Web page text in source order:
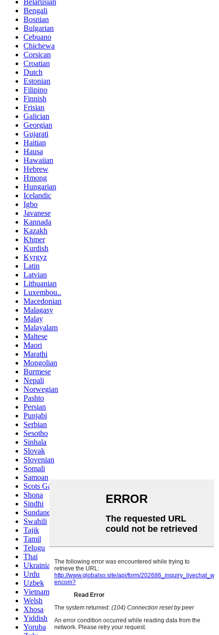
Belarusian
Bengali
Bosnian
Bulgarian
Cebuano
Chichewa
Corsican
Croatian
Dutch
Estonian
Filipino
Finnish
Frisian
Galician
Georgian
Gujarati
Haitian
Hausa
Hawaiian
Hebrew
Hmong
Hungarian
Icelandic
Igbo
Javanese
Kannada
Kazakh
Khmer
Kurdish
Kyrgyz
Latin
Latvian
Lithuanian
Luxembou..
Macedonian
Malagasy
Malay
Malayalam
Maltese
Maori
Marathi
Mongolian
Burmese
Nepali
Norwegian
Pashto
Persian
Punjabi
Serbian
Sesotho
Sinhala
Slovak
Slovenian
Somali
Samoan
Scots Gaelic
Shona
Sindhi
Sundanese
Swahili
Tajik
Tamil
Telugu
Thai
Ukrainian
Urdu
Uzbek
Vietnamese
Welsh
Xhosa
Yiddish
Yoruba